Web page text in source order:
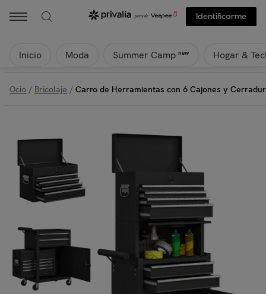
Identificarme
Inicio Moda Summer Camp new Hogar &
Ocio / Bricolaje / Carro de Herramientas con 6 Cajones y